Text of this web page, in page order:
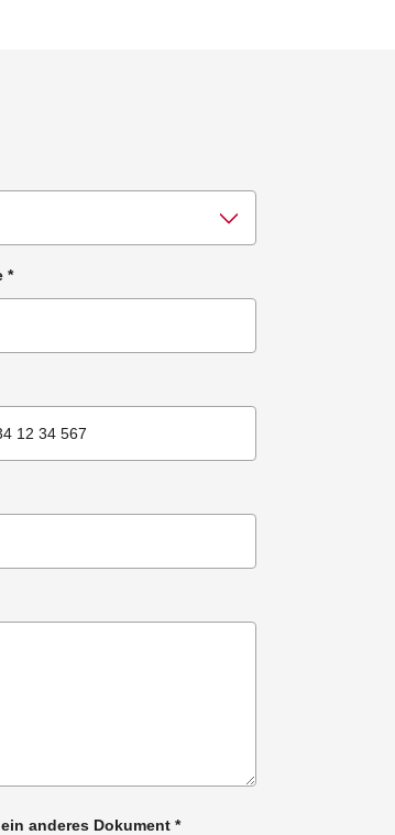
*
anderes Dokument *